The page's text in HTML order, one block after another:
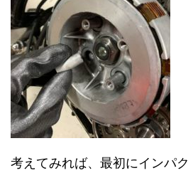
考えてみれば、最初にインパク